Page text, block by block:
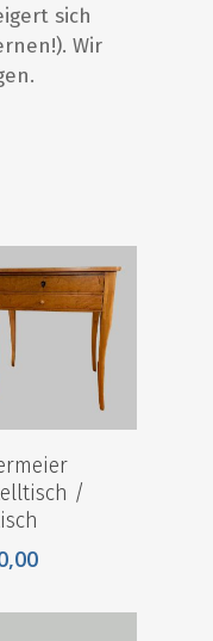
sich
Wir
/
Laden
uns